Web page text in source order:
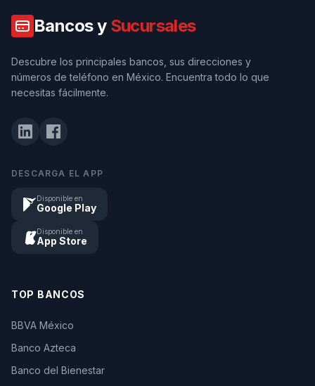
Bancos y Sucursales
Descubre los principales bancos, sus direcciones y
números de teléfono en México. Encuentra todo lo que
necesitas fácilmente.
DESCARGA EL APP
Disponible en
Google Play
Disponible en
App Store
TOP BANCOS
BBVA México
Banco Azteca
Banco del Bienestar